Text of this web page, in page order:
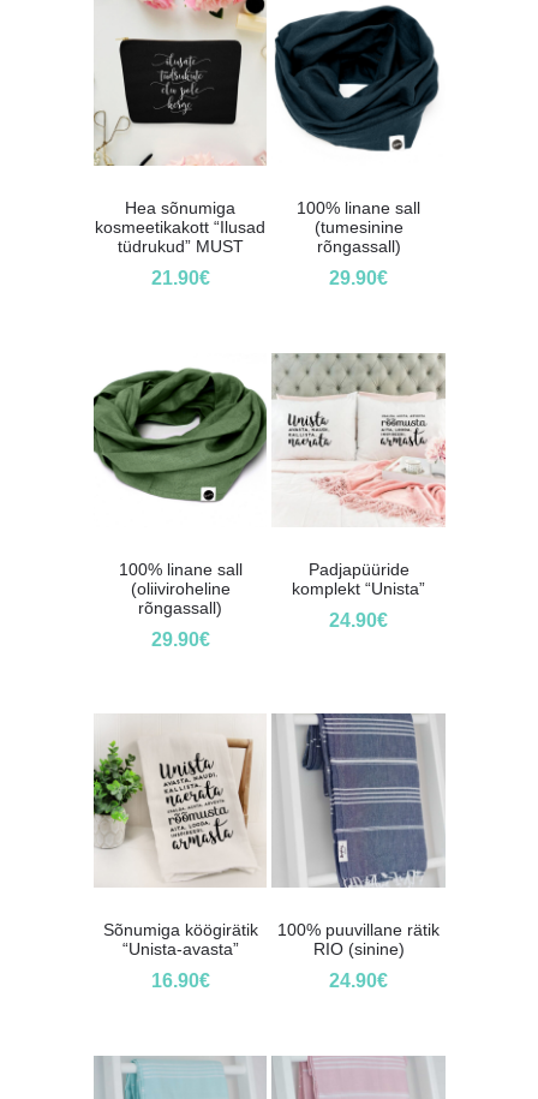
Hea sõnumiga
kosmeetikakott “Ilusad
tüdrukud” MUST
21.90€
100% linane sall
(tumesinine
rõngassall)
29.90€
100% linane sall
(oliiviroheline
rõngassall)
29.90€
Padjapüüride
komplekt “Unista”
24.90€
Sõnumiga köögirätik
“Unista-avasta”
16.90€
100% puuvillane rätik
RIO (sinine)
24.90€